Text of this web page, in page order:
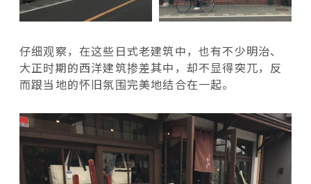
仔细观察，在这些日式老建筑中，也有不少明治、
大正时期的西洋建筑掺差其中，却不显得突兀，反
而跟当地的怀旧氛围完美地结合在一起。